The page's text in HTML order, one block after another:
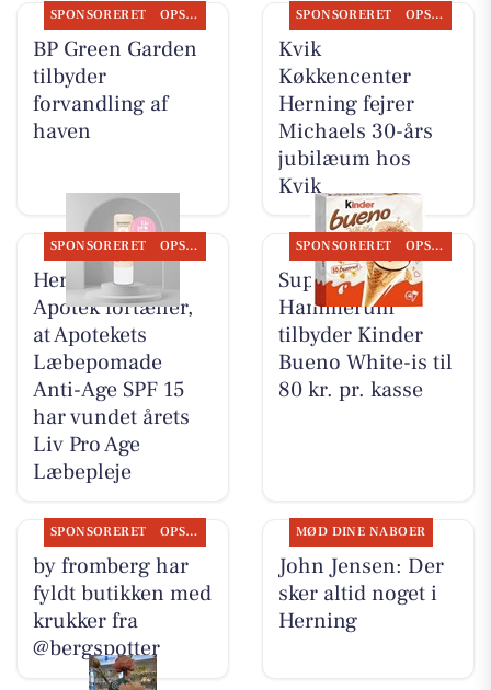
SPONSORERET OPSLAGSTAVLEN
BP Green Garden
tilbyder
forvandling af
haven
SPONSORERET OPSLAGSTAVLEN
Kvik
Køkkencenter
Herning fejrer
Michaels 30-års
jubilæum hos
Kvik
SPONSORERET OPSLAGSTAVLEN
Herning Løve
Apotek fortæller,
at Apotekets
Læbepomade
Anti-Age SPF 15
har vundet årets
Liv Pro Age
Læbepleje
SPONSORERET OPSLAGSTAVLEN
SuperBrugsen
Hammerum
tilbyder Kinder
Bueno White-is til
80 kr. pr. kasse
SPONSORERET OPSLAGSTAVLEN
by fromberg har
fyldt butikken med
krukker fra
@bergspotter
MØD DINE NABOER
John Jensen: Der
sker altid noget i
Herning